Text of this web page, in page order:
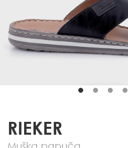
RIEKER
Muška papuča